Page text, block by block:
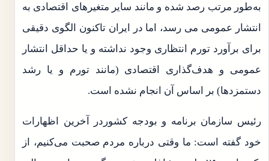
به‌طور مرتب رصد شده و مانند سایر متغیرهای اقتصادی به
انتشار عمومی می رسد، اما در ایران تاکنون الگوی دقیقی
برای برآورد تورم انتظاری وجود نداشته و یا حداقل انتشار
عمومی و هدف‌گذاری اقتصادی (مانند تورم و یا رشد
دستمزدها) بر اساس آن انجام نشده است.
رئیس سازمان برنامه و بودجه کشوردر آخرین اظهارات
خود گفته است: ما وقتی درباره مردم صحبت می‌کنیم، از